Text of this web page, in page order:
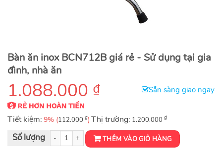
Bàn ăn inox BCN712B giá rẻ - Sử dụng tại gia
đình, nhà ăn
1.088.000 ₫ Sẵn sàng giao ngay
Tiết kiệm: 9% (112.000 ₫) Thị trường: 1.200.000 ₫
Bàn ăn inox BCN712B số lượng THÊM VÀO GIỎ HÀNG